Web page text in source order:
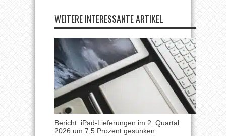
WEITERE INTERESSANTE ARTIKEL
Bericht: iPad-Lieferungen im 2. Quartal
2026 um 7,5 Prozent gesunken